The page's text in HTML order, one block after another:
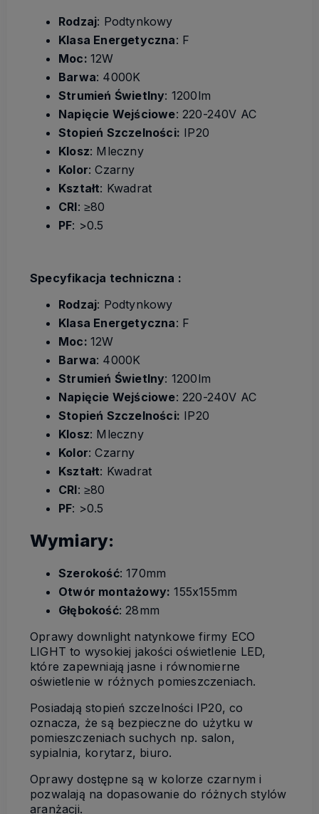
Rodzaj: Podtynkowy
Klasa Energetyczna: F
Moc: 12W
Barwa: 4000K
Strumień Świetlny: 1200lm
Napięcie Wejściowe: 220-240V AC
Stopień Szczelności: IP20
Klosz: Mleczny
Kolor: Czarny
Kształt: Kwadrat
CRI: ≥80
PF: >0.5
Specyfikacja techniczna :
Rodzaj: Podtynkowy
Klasa Energetyczna: F
Moc: 12W
Barwa: 4000K
Strumień Świetlny: 1200lm
Napięcie Wejściowe: 220-240V AC
Stopień Szczelności: IP20
Klosz: Mleczny
Kolor: Czarny
Kształt: Kwadrat
CRI: ≥80
PF: >0.5
Wymiary:
Szerokość: 170mm
Otwór montażowy: 155x155mm
Głębokość: 28mm
Oprawy downlight natynkowe firmy ECO
LIGHT to wysokiej jakości oświetlenie LED,
które zapewniają jasne i równomierne
oświetlenie w różnych pomieszczeniach.
Posiadają stopień szczelności IP20, co
oznacza, że są bezpieczne do użytku w
pomieszczeniach suchych np. salon,
sypialnia, korytarz, biuro.
Oprawy dostępne są w kolorze czarnym i
pozwalają na dopasowanie do różnych stylów
aranżacji.